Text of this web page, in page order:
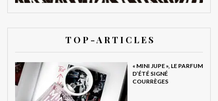
T O P - A R T I C L E S
« MINI JUPE », LE PARFUM
D’ÉTÉ SIGNÉ
COURRÈGES